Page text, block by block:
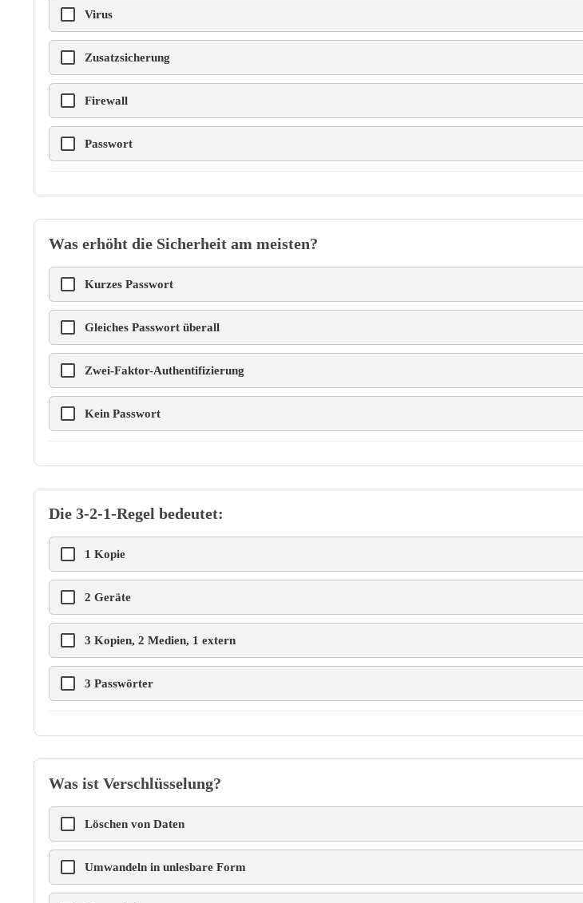
Virus
Zusatzsicherung
Firewall
Passwort
Was erhöht die Sicherheit am meisten?
Kurzes Passwort
Gleiches Passwort überall
Zwei-Faktor-Authentifizierung
Kein Passwort
Die 3-2-1-Regel bedeutet:
1 Kopie
2 Geräte
3 Kopien, 2 Medien, 1 extern
3 Passwörter
Was ist Verschlüsselung?
Löschen von Daten
Umwandeln in unlesbare Form